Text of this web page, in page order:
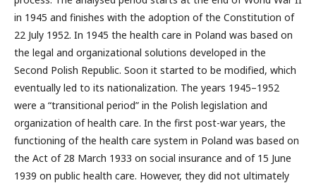
in 1945 and finishes with the adoption of the Constitution of
22 July 1952. In 1945 the health care in Poland was based on
the legal and organizational solutions developed in the
Second Polish Republic. Soon it started to be modified, which
eventually led to its nationalization. The years 1945–1952
were a “transitional period” in the Polish legislation and
organization of health care. In the first post-war years, the
functioning of the health care system in Poland was based on
the Act of 28 March 1933 on social insurance and of 15 June
1939 on public health care. However, they did not ultimately